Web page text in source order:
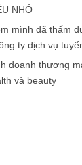
NHỎ
mình đã thấm
ty dịch vụ
doanh thương
và beauty